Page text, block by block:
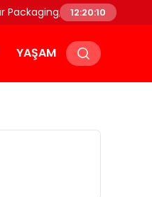
Mısır’daki Üretim
12:20:11
YAŞAM